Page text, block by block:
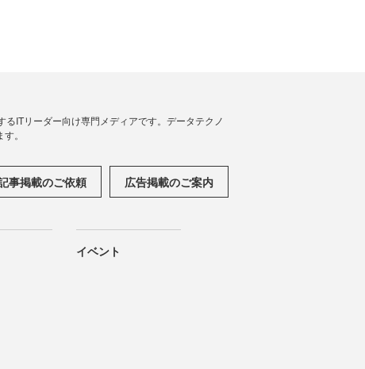
ITリーダー向け専門メディアです。データテクノ
。
事掲載のご依頼 広告掲載のご案内
イベント